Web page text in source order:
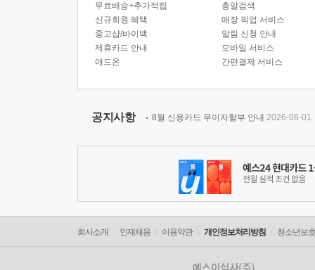
무료배송+추가적립
신규회원 혜택
중고샵/바이백
제휴카드 안내
애드온
총알검색
매장 픽업 서비스
알림 신청 안내
모바일 서비스
간편결제 서비스
공지사항 8월 신용카드 무이자할부 안내 2026-08-01
회사소개 인재채용 이용약관 개인정보처리방침 청소년보